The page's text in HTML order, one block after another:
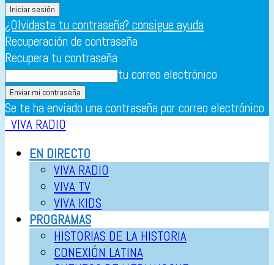
¿Olvidaste tu contraseña? consigue ayuda
Recuperación de contraseña
Recupera tu contraseña
tu correo electrónico
Se te ha enviado una contraseña por correo electrónico.
VIVA RADIO
EN DIRECTO
VIVA RADIO
VIVA TV
VIVA KIDS
PROGRAMAS
HISTORIAS DE LA HISTORIA
CONEXIÓN LATINA